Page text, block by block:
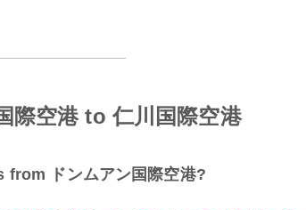
空港 to 仁川国際空港
ドンムアン国際空港?